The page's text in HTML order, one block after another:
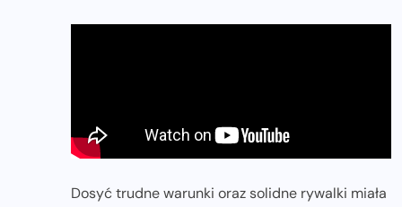
Dosyć trudne warunki oraz solidne rywalki miała